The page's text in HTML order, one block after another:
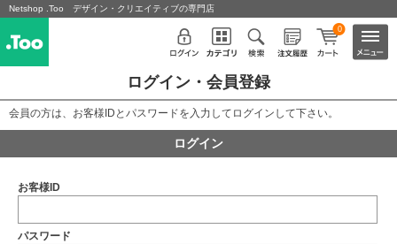
Netshop .Too デザイン・クリエイティブの専門店
0
ログイン・会員登録
会員の方は、お客様IDとパスワードを入力してログインして下さい。
ログイン
お客様ID
パスワード